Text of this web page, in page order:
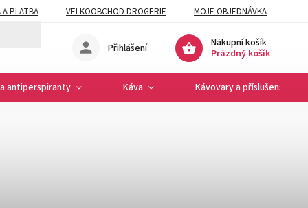
PLATBA VELKOOBCHOD DROGERIE MOJE OBJEDNÁVKA
Nákupní košík
Prázdný košík
Přihlášení
antiperspiranty Káva Kávovary a příslušenství